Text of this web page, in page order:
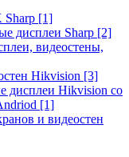
Sharp [1]
дисплеи Sharp [2]
видеостены,
Hikvision [3]
дисплеи Hikvision со
[1]
и видеостен